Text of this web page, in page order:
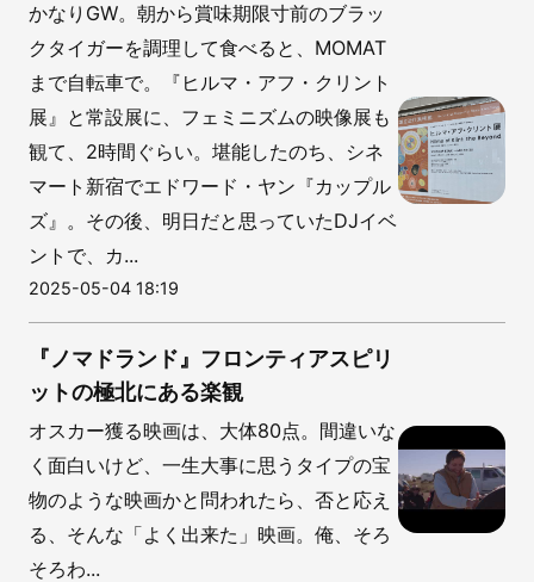
かなりGW。朝から賞味期限寸前のブラッ
クタイガーを調理して食べると、MOMAT
まで自転車で。『ヒルマ・アフ・クリント
展』と常設展に、フェミニズムの映像展も
観て、2時間ぐらい。堪能したのち、シネ
マート新宿でエドワード・ヤン『カップル
ズ』。その後、明日だと思っていたDJイベ
ントで、カ...
2025-05-04 18:19
『ノマドランド』フロンティアスピリ
ットの極北にある楽観
オスカー獲る映画は、大体80点。間違いな
く面白いけど、一生大事に思うタイプの宝
物のような映画かと問われたら、否と応え
る、そんな「よく出来た」映画。俺、そろ
そろわ...